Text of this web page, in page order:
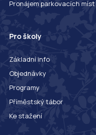
Pronájem parkovacích míst
Pro školy
Základní info
Objednávky
Programy
Příměstský tábor
Ke stažení